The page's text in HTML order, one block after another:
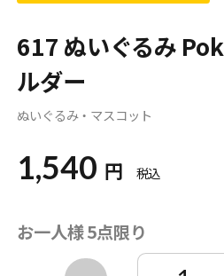
617 ぬいぐるみ
ルダー
ぬいぐるみ・マスコット
1,540 円 税込
お一人様 5点限り